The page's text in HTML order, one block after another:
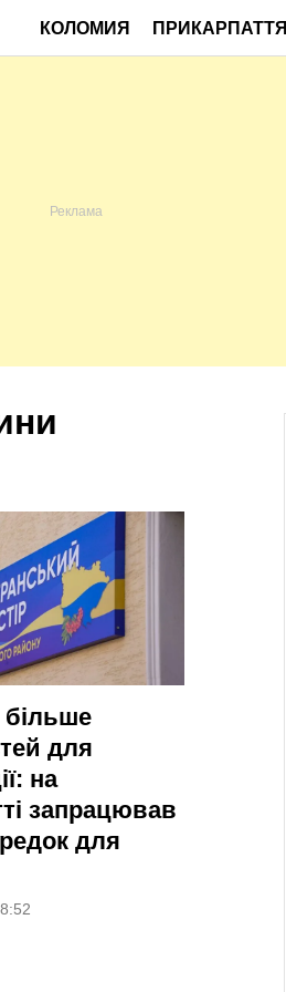
КОЛОМИЯ ПРИКАРПАТТЯ
більше
для
на
запрацював
для